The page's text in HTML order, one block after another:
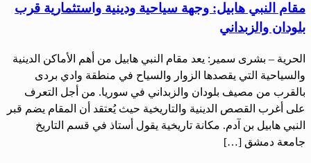
مقام النبي هابيل: وجهة سياحية ودينية واستثمارية قرب
بلودان والزبداني
الحرية – بشرى سمير: يعد مقام النبي هابيل من أهم الأماكن الدينية
والسياحية التي يقصدها الزوار والسياح في منطقة وادي بردى
بالقرب من مصيف بلودان والزبداني في سوريا. من أجل التعرف
على أغرب القصص الدينية والتاريخية حيث يُعتقد أن المقام يضم قبر
النبي هابيل بن آدم. مكانة تاريخية يقول أستاذ في قسم التاريخ
جامعة دمشق […]